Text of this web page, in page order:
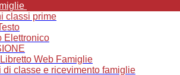
classi prime
Elettronico
Web Famiglie
di classe e ricevimento famiglie